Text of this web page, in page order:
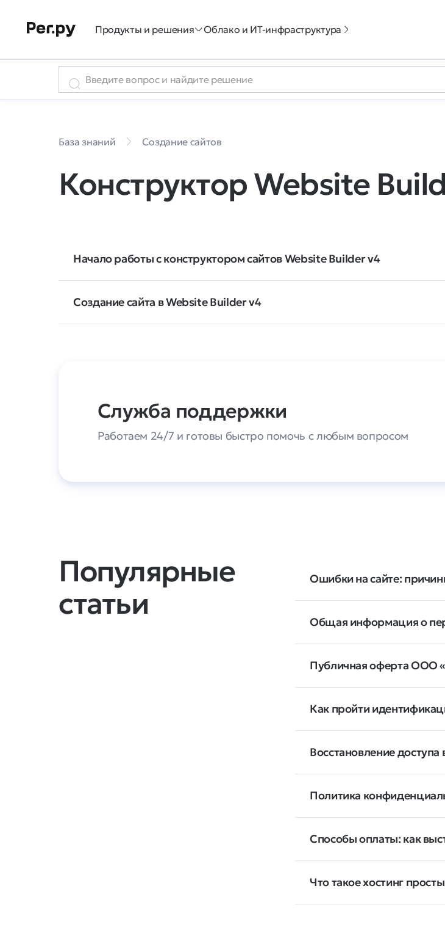
Продукты и решения Облако и ИТ-инфраструктура
База знаний Создание сайтов
Конструктор Website
Начало работы с конструктором сайтов Website Builder v4
Создание сайта в Website Builder v4
Служба поддержки
Работаем 24/7 и готовы быстро помочь с любым вопросом
Популярные
статьи
Ошибки на сайте:
Общая информация о
Публичная оферта ООО
Как пройти
Восстановление
Политика
Способы оплаты: как
Что такое хостинг